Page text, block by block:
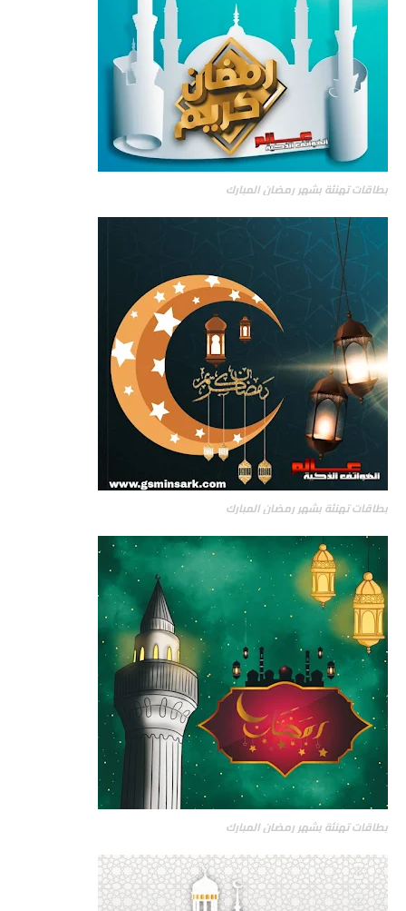
بطاقات تهنئة بشهر رمضان المبارك
بطاقات تهنئة بشهر رمضان المبارك
بطاقات تهنئة بشهر رمضان المبارك